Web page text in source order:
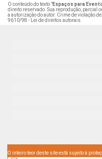
O conteúdo do texto "Espaços para
direito reservado. Sua reprodução, parcial
a autorização do autor. Crime de violação
9610/98 - Lei de direitos autorais
O inteiro teor deste site está sujeito à